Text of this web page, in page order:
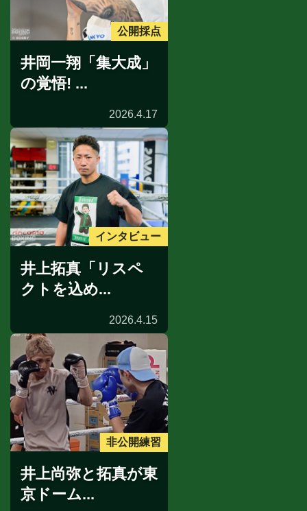
公開採点
井岡一翔「集大成」
の覚悟! ...
2026.4.17
インタビュー
井上拓真「リスペ
クトを込め...
2026.4.15
非公開練習
井上尚弥と拓真が東
京ドーム...